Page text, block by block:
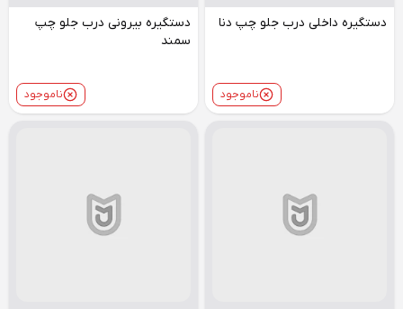
دستگیره داخلی درب جلو چپ دنا
ناموجود
دستگیره بیرونی درب جلو چپ
سمند
ناموجود